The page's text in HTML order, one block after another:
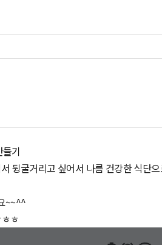
기
뒹굴거리고 싶어서 나름 건강한 식단
~~^^
ㅎ